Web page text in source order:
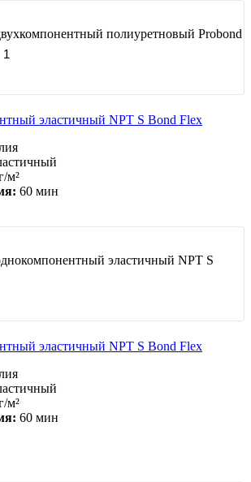
полиуретновый Probond
эластичный NPT S Bond Flex
м²
60 мин
эластичный NPT S
эластичный NPT S Bond Flex
м²
60 мин